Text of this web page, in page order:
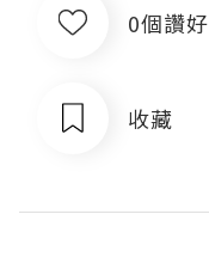
0個讚好
收藏